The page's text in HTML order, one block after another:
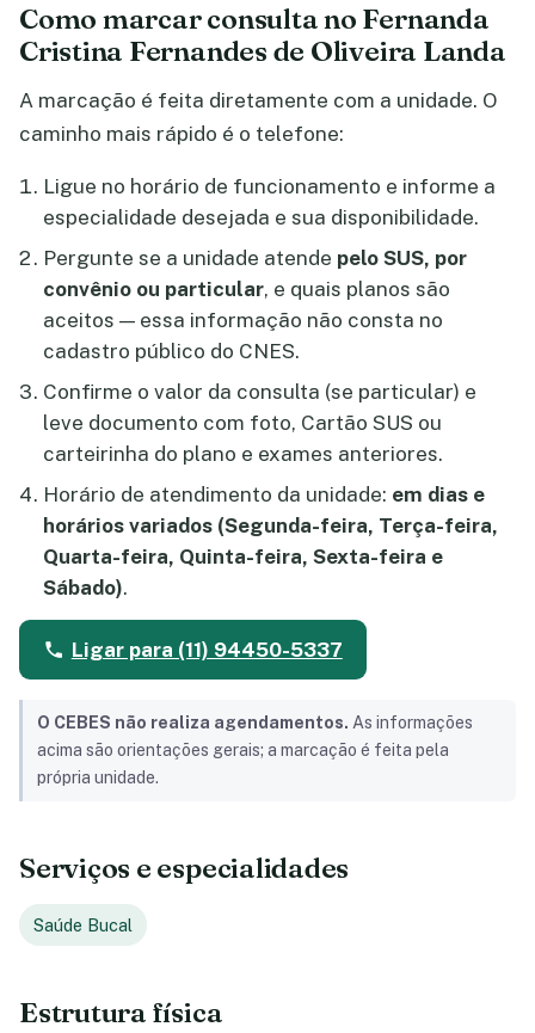
Como marcar consulta no Fernanda
Cristina Fernandes de Oliveira Landa
A marcação é feita diretamente com a unidade. O
caminho mais rápido é o telefone:
Ligue no horário de funcionamento e informe a
especialidade desejada e sua disponibilidade.
Pergunte se a unidade atende pelo SUS, por
convênio ou particular, e quais planos são
aceitos — essa informação não consta no
cadastro público do CNES.
Confirme o valor da consulta (se particular) e
leve documento com foto, Cartão SUS ou
carteirinha do plano e exames anteriores.
Horário de atendimento da unidade: em dias e
horários variados (Segunda-feira, Terça-feira,
Quarta-feira, Quinta-feira, Sexta-feira e
Sábado).
Ligar para (11) 94450-5337
O CEBES não realiza agendamentos. As informações
acima são orientações gerais; a marcação é feita pela
própria unidade.
Serviços e especialidades
Saúde Bucal
Estrutura física